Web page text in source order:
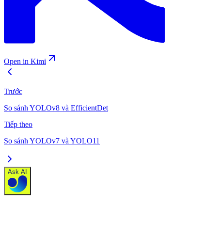
Open in Kimi
Trước
So sánh YOLOv8 và EfficientDet
Tiếp theo
So sánh YOLOv7 và YOLO11
Ask AI